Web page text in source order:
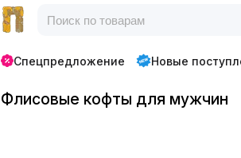
Спецпредложение Новые
Флисовые кофты для мужчин